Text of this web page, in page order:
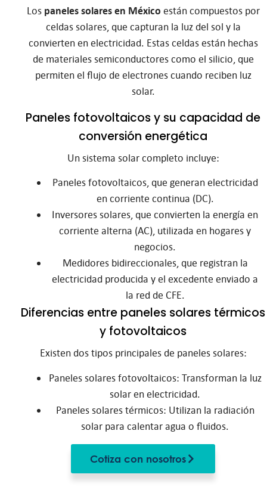
Los paneles solares en México están compuestos por
celdas solares, que capturan la luz del sol y la
convierten en electricidad. Estas celdas están hechas
de materiales semiconductores como el silicio, que
permiten el flujo de electrones cuando reciben luz
solar.
Paneles fotovoltaicos y su capacidad de
conversión energética
Un sistema solar completo incluye:
Paneles fotovoltaicos, que generan electricidad
en corriente continua (DC).
Inversores solares, que convierten la energía en
corriente alterna (AC), utilizada en hogares y
negocios.
Medidores bidireccionales, que registran la
electricidad producida y el excedente enviado a
la red de CFE.
Diferencias entre paneles solares térmicos
y fotovoltaicos
Existen dos tipos principales de paneles solares:
Paneles solares fotovoltaicos: Transforman la luz
solar en electricidad.
Paneles solares térmicos: Utilizan la radiación
solar para calentar agua o fluidos.
Cotiza con nosotros